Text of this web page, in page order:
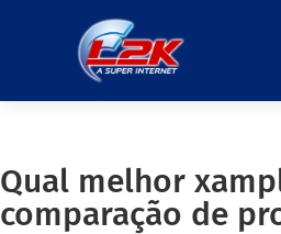
Qual melhor
comparação de